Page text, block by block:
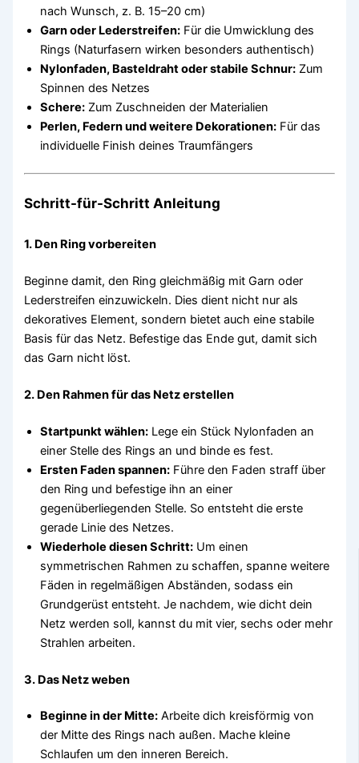
nach Wunsch, z. B. 15–20 cm)
Garn oder Lederstreifen: Für die Umwicklung des
Rings (Naturfasern wirken besonders authentisch)
Nylonfaden, Basteldraht oder stabile Schnur: Zum
Spinnen des Netzes
Schere: Zum Zuschneiden der Materialien
Perlen, Federn und weitere Dekorationen: Für das
individuelle Finish deines Traumfängers
Schritt-für-Schritt Anleitung
1. Den Ring vorbereiten
Beginne damit, den Ring gleichmäßig mit Garn oder
Lederstreifen einzuwickeln. Dies dient nicht nur als
dekoratives Element, sondern bietet auch eine stabile
Basis für das Netz. Befestige das Ende gut, damit sich
das Garn nicht löst.
2. Den Rahmen für das Netz erstellen
Startpunkt wählen: Lege ein Stück Nylonfaden an
einer Stelle des Rings an und binde es fest.
Ersten Faden spannen: Führe den Faden straff über
den Ring und befestige ihn an einer
gegenüberliegenden Stelle. So entsteht die erste
gerade Linie des Netzes.
Wiederhole diesen Schritt: Um einen
symmetrischen Rahmen zu schaffen, spanne weitere
Fäden in regelmäßigen Abständen, sodass ein
Grundgerüst entsteht. Je nachdem, wie dicht dein
Netz werden soll, kannst du mit vier, sechs oder mehr
Strahlen arbeiten.
3. Das Netz weben
Beginne in der Mitte: Arbeite dich kreisförmig von
der Mitte des Rings nach außen. Mache kleine
Schlaufen um den inneren Bereich.